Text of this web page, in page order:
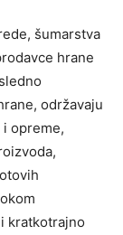
šumarstva
hrane
održavaju
opreme,
kratkotrajno